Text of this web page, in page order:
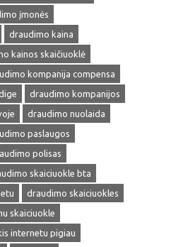
įmonės
draudimo kaina
kainos skaičiuoklė
kompanija compensa
draudimo kompanijos
draudimo nuolaida
paslaugos
polisas
skaiciuokle bta
draudimo skaiciuokles
skaiciuokle
internetu pigiau